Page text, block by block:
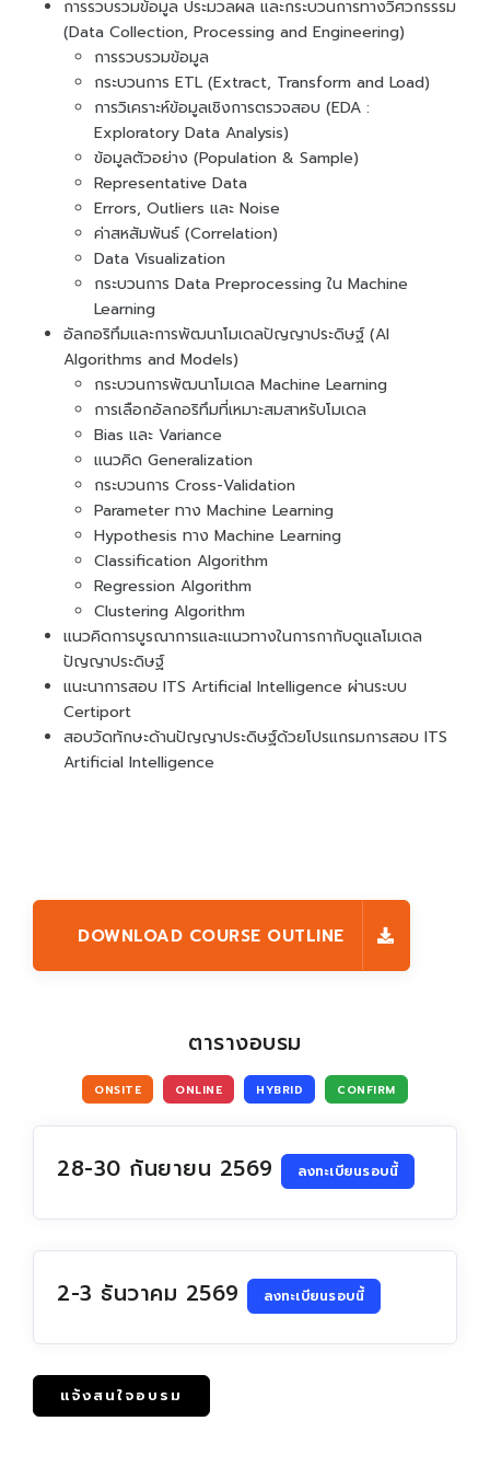
การรวบรวมข้อมูล ประมวลผล และกระบวนการทางวิศวกรรรม
(Data Collection, Processing and Engineering)
การรวบรวมข้อมูล
กระบวนการ ETL (Extract, Transform and Load)
การวิเคราะห์ข้อมูลเชิงการตรวจสอบ (EDA :
Exploratory Data Analysis)
ข้อมูลตัวอย่าง (Population & Sample)
Representative Data
Errors, Outliers และ Noise
ค่าสหสัมพันธ์ (Correlation)
Data Visualization
กระบวนการ Data Preprocessing ใน Machine
Learning
อัลกอริทึมและการพัฒนาโมเดลปัญญาประดิษฐ์ (AI
Algorithms and Models)
กระบวนการพัฒนาโมเดล Machine Learning
การเลือกอัลกอริทึมที่เหมาะสมสาหรับโมเดล
Bias และ Variance
แนวคิด Generalization
กระบวนการ Cross-Validation
Parameter ทาง Machine Learning
Hypothesis ทาง Machine Learning
Classification Algorithm
Regression Algorithm
Clustering Algorithm
แนวคิดการบูรณาการและแนวทางในการกากับดูแลโมเดล
ปัญญาประดิษฐ์
แนะนาการสอบ ITS Artificial Intelligence ผ่านระบบ
Certiport
สอบวัดทักษะด้านปัญญาประดิษฐ์ด้วยโปรแกรมการสอบ ITS
Artificial Intelligence
DOWNLOAD COURSE OUTLINE
ตารางอบรม
ONSITE ONLINE HYBRID CONFIRM
28-30 กันยายน 2569 ลงทะเบียนรอบนี้
2-3 ธันวาคม 2569 ลงทะเบียนรอบนี้
แจ้งสนใจอบรม